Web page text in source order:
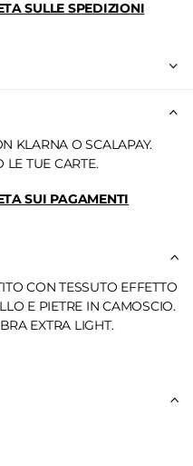
SULLE SPEDIZIONI
KLARNA O SCALAPAY.
LE TUE CARTE.
SUI PAGAMENTI
CON TESSUTO EFFETTO
E PIETRE IN CAMOSCIO.
EXTRA LIGHT.